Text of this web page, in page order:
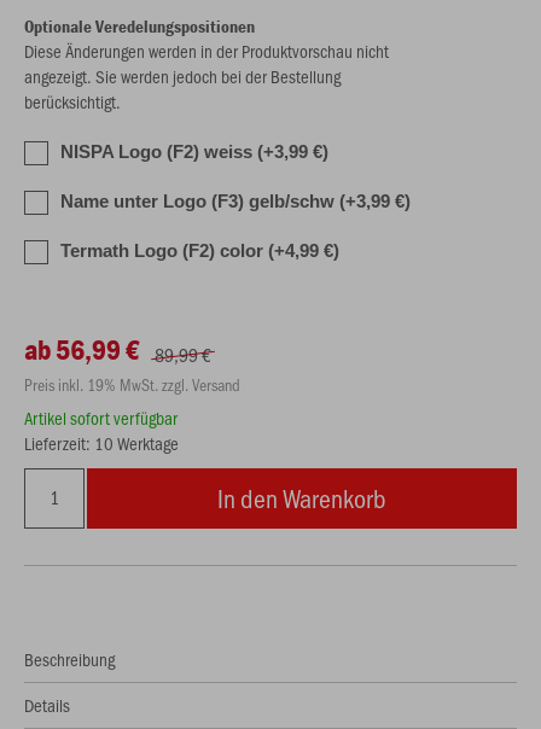
Optionale Veredelungspositionen
Diese Änderungen werden in der Produktvorschau nicht
angezeigt. Sie werden jedoch bei der Bestellung
berücksichtigt.
NISPA Logo (F2) weiss (+3,99 €)
Name unter Logo (F3) gelb/schw (+3,99 €)
Termath Logo (F2) color (+4,99 €)
ab 56,99 € 89,99 €
Preis inkl. 19% MwSt. zzgl. Versand
Artikel sofort verfügbar
Lieferzeit: 10 Werktage
In den Warenkorb
Beschreibung
Details